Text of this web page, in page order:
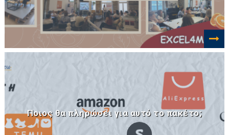
Ποιος θα πληρώσει για αυτό το πακέτο;